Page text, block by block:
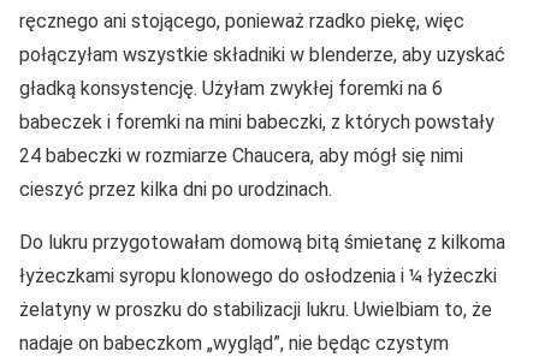
ręcznego ani stojącego, ponieważ rzadko piekę, więc
połączyłam wszystkie składniki w blenderze, aby uzyskać
gładką konsystencję. Użyłam zwykłej foremki na 6
babeczek i foremki na mini babeczki, z których powstały
24 babeczki w rozmiarze Chaucera, aby mógł się nimi
cieszyć przez kilka dni po urodzinach.
Do lukru przygotowałam domową bitą śmietanę z kilkoma
łyżeczkami syropu klonowego do osłodzenia i ¼ łyżeczki
żelatyny w proszku do stabilizacji lukru. Uwielbiam to, że
nadaje on babeczkom „wygląd”, nie będąc czystym